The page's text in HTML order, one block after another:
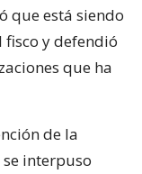
que está siendo
y defendió
que ha
de la
interpuso